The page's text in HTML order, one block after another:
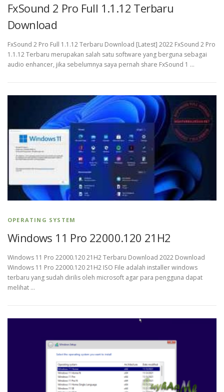
FxSound 2 Pro Full 1.1.12 Terbaru
Download
FxSound 2 Pro Full 1.1.12 Terbaru Download [Latest] 2022 FxSound 2 Pro
1.1.12 Terbaru merupakan salah satu software yang berguna sebagai
audio enhancer, jika sebelumnya saya pernah share FxSound 1 …
OPERATING SYSTEM
Windows 11 Pro 22000.120 21H2
Windows 11 Pro 22000.120 21H2 Terbaru Download 2022 Download
Windows 11 Pro 22000.120 21H2 ISO File adalah installer windows
terbaru yang sudah dirilis oleh microsoft agar para pengguna dapat
melihat …